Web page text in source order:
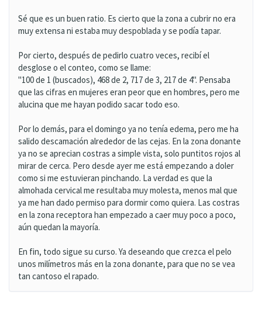
Sé que es un buen ratio. Es cierto que la zona a cubrir no era
muy extensa ni estaba muy despoblada y se podía tapar.
Por cierto, después de pedirlo cuatro veces, recibí el
desglose o el conteo, como se llame:
"100 de 1 (buscados), 468 de 2, 717 de 3, 217 de 4". Pensaba
que las cifras en mujeres eran peor que en hombres, pero me
alucina que me hayan podido sacar todo eso.
Por lo demás, para el domingo ya no tenía edema, pero me ha
salido descamación alrededor de las cejas. En la zona donante
ya no se aprecian costras a simple vista, solo puntitos rojos al
mirar de cerca. Pero desde ayer me está empezando a doler
como si me estuvieran pinchando. La verdad es que la
almohada cervical me resultaba muy molesta, menos mal que
ya me han dado permiso para dormir como quiera. Las costras
en la zona receptora han empezado a caer muy poco a poco,
aún quedan la mayoría.
En fin, todo sigue su curso. Ya deseando que crezca el pelo
unos milímetros más en la zona donante, para que no se vea
tan cantoso el rapado.